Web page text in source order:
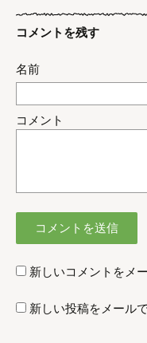
コメントを残す
名前
コメント
新しいコメントをメ
新しい投稿をメール